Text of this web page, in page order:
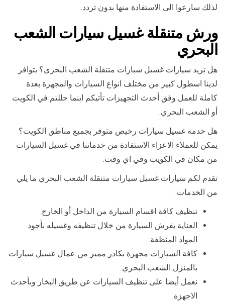
لذلك سارعوا الى الاستفادة منها بدون تردد.
ورش متنقلة غسيل سيارات الشعب
البحري
هل تريد سيارات غسيل سيارات متنقلة الشعب البحري؟ يتوافر
لدينا اسطول كبير من مختلف انواع السيارات والمجهزة بعدة
كاملة للعمل وفق أحدث التجهيزات تأتيكم اينما حللتم في الكويت
أو الشعب البحري.
هل خدمة غسيل سيارات رخيص متوفر بجميع مناطق الكويت؟
يمكن للعملاء الاعزاء الاستفادة من خدماتنا في غسيل السيارات
من مكان في الكويت وفي اي وقت.
تقدم لكم سيارات غسيل سيارات متنقلة الشعب البحري ما يلي
من الخدمات:
تنظيف كافة اقسام السيارة من الداخل أو الخارج.
العناية بفرش السيارة من خلال تنظيفه وغسيله بأجود
المواد المنظفة.
كافة السيارات مجهزة بكادر مميز من عمال غسيل سيارات
بالمنزل الشعب البحري.
نعمل أيضا على تنظيف السيارات عن طريق البخار وبأحدث
الاجهزة.